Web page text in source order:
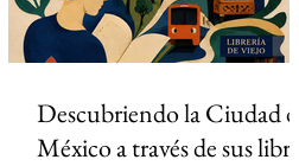
Descubriendo la Ciudad de
México a través de sus libros